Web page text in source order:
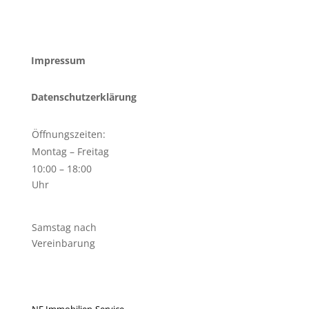
Impressum
Datenschutzerklärung
Öffnungszeiten:
Montag – Freitag
10:00 – 18:00
Uhr
Samstag nach
Vereinbarung